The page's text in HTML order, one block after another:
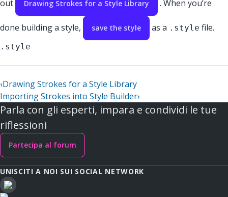
out
Drawing Strokes for a Style Library . When you’re
done building a style, save the style as a .style file.
.style
‹Drawing Strokes for a Style Library
Importing Strokes into Style Builder›
Parla con gli esperti, impara e condividi le tue
riflessioni
Partecipa al forum
UNISCITI A NOI SUI SOCIAL NETWORK